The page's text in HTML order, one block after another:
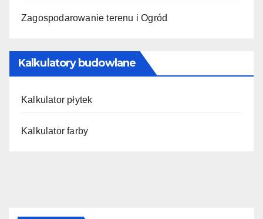
Zagospodarowanie terenu i Ogród
Kalkulatory budowlane
Kalkulator płytek
Kalkulator farby